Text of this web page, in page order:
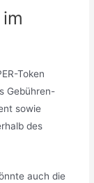
Token
Gebühren-
sowie
des
auch die